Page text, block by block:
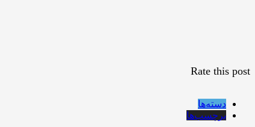
Rate this post
دسته‌ها
برچسب‌ها